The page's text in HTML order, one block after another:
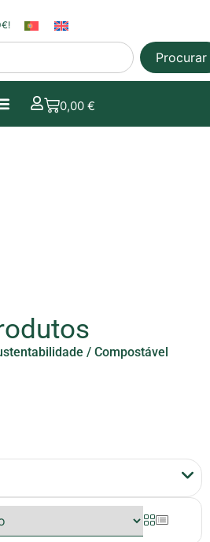
Procurar
0,00€
/ Compostável